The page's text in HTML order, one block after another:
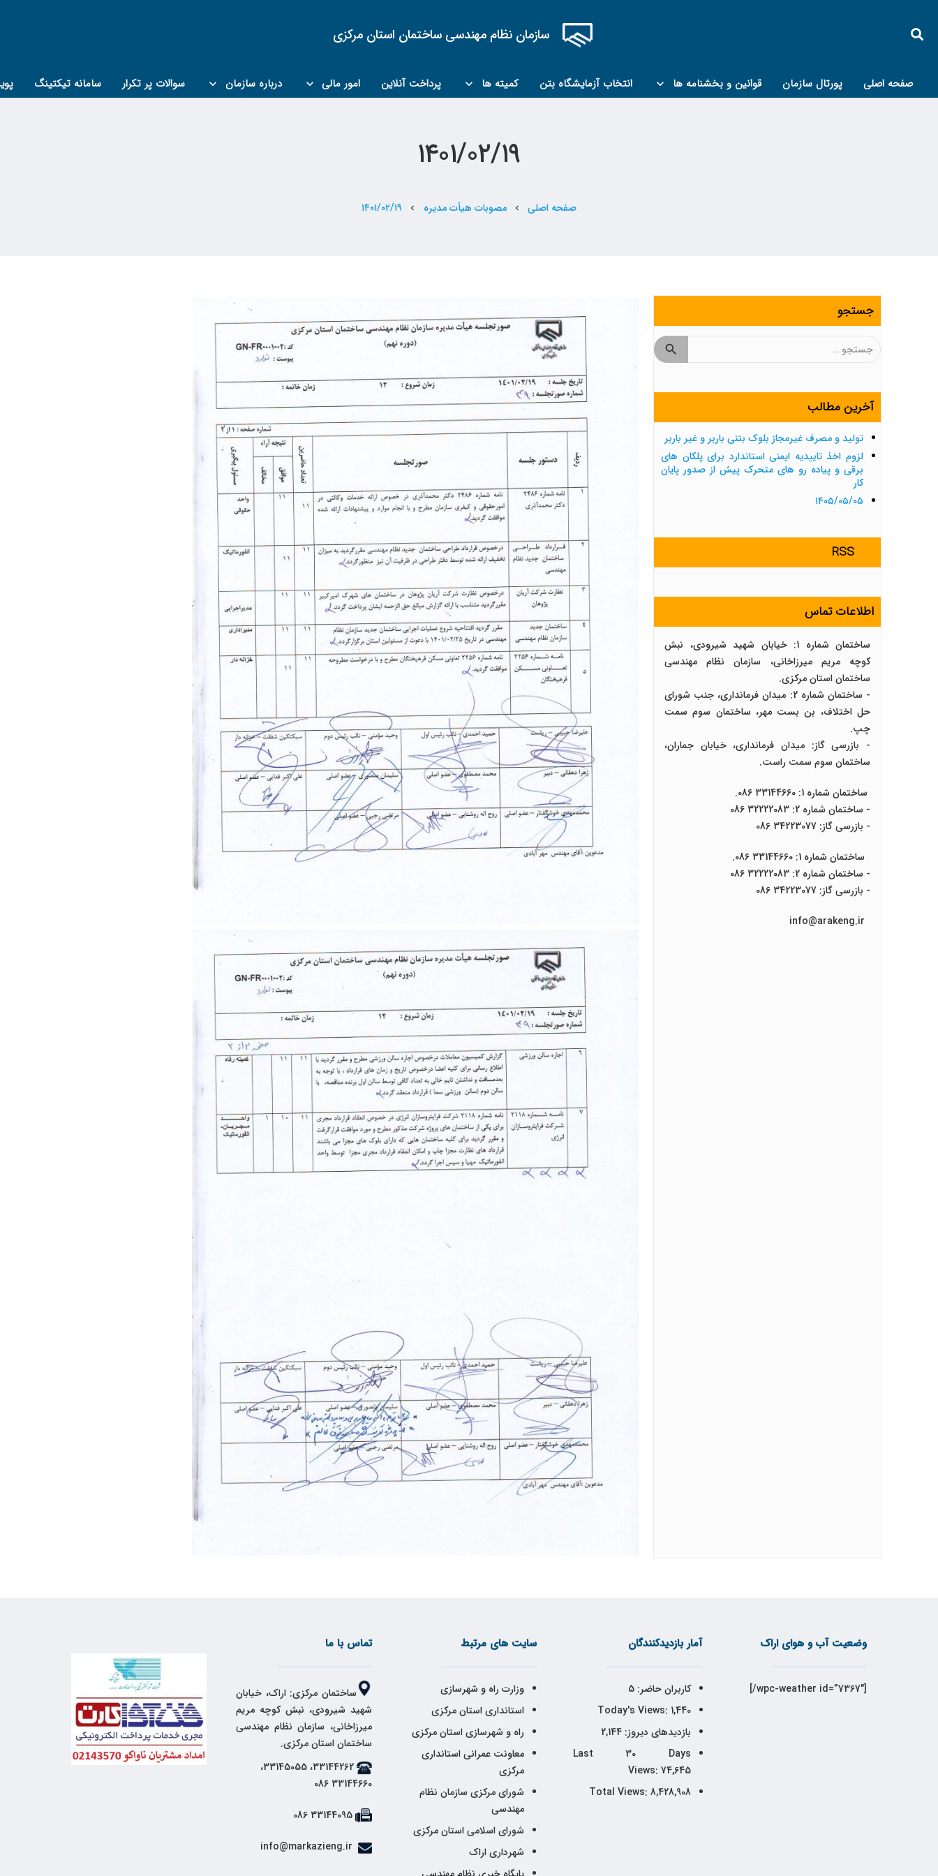
سازمان نظام مهندسی ساختمان استان مرکزی
صفحه اصلی پورتال سازمان قوانین و بخشنامه ها انتخاب آزمایشگاه بتن کمیته ها پرداخت آنلاین امور مالی درباره سازمان سوالات پر تکرار سامانه تیکتینگ
۱۴۰۱/۰۲/۱۹
صفحه اصلی chevron_left مصوبات هیأت مدیره chevron_left ۱۴۰۱/۰۲/۱۹
جستجو
جستجو
آخرین مطالب
تولید و مصرف غیرمجاز بلوک بتنی باربر و غیر باربر
لزوم اخذ تاییدیه ایمنی استاندارد برای پلکان های
برقی و پیاده رو های متحرک پیش از صدور پایان
کار
۱۴۰۵/۰۵/۰۵
RSS
اطلاعات تماس
ساختمان شماره 1: خیابان شهید شیرودی، نبش
کوچه مریم میرزاخانی، سازمان نظام مهندسی
ساختمان استان مرکزی.
- ساختمان شماره 2: میدان فرمانداری، جنب شورای
حل اختلاف، بن بست مهر، ساختمان سوم سمت
چپ.
- بازرسی گاز: میدان فرمانداری، خیابان جماران،
ساختمان سوم سمت راست.
ساختمان شماره 1: 33144660 086.
- ساختمان شماره 2: 32222083 086
- بازرسی گاز: 34223077 086
ساختمان شماره 1: 33144660 086.
- ساختمان شماره 2: 32222083 086
- بازرسی گاز: 34223077 086
وضعیت آب و هوای اراک
[wpc-weather id=”7367″/]
آمار بازدیدکنندگان
کاربران حاضر:5
Today's Views: 1,440
بازدیدهای دیروز:2,144
Last 30 Days
Views: 74,645
Total Views: 8,428,908
سایت های مرتبط
وزارت راه و شهرسازی
استانداری استان مرکزی
راه و شهرسازی استان مرکزی
معاونت عمرانی استانداری
مرکزی
شورای مرکزی سازمان نظام
مهندسی
شورای اسلامی استان مرکزی
شهرداری اراک
تماس با ما
ساختمان مرکزی: اراک، خیابان
شهید شیرودی، نبش کوچه مریم
میرزاخانی، سازمان نظام مهندسی
ساختمان استان مرکزی.
33144262، 33145055،
33144660 086
33144095 086